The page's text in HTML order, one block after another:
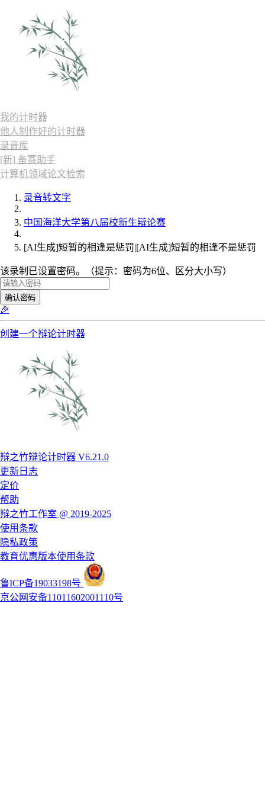
我的计时器
他人制作好的计时器
录音库
[新] 备赛助手
计算机领域论文检索
录音转文字
中国海洋大学第八届校新生辩论赛
[AI生成]短暂的相逢是惩罚|[AI生成]短暂的相逢不是惩罚
该录制已设置密码。（提示：密码为6位、区分大小写）
确认密码
🎉
创建一个辩论计时器
辩之竹辩论计时器 V6.21.0
更新日志
定价
帮助
辩之竹工作室 @ 2019-2025
使用条款
隐私政策
教育优惠版本使用条款
鲁ICP备19033198号
京公网安备11011602001110号